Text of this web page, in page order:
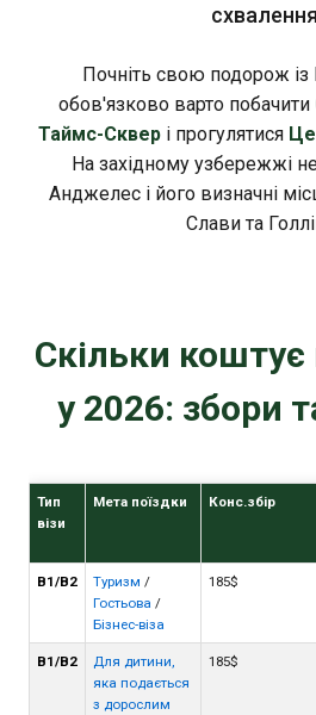
Почніть свою подорож
обов'язково варто побачити
Таймс-Сквер і прогулятися
На західному узбережжі
Анджелес і його визначні
Слави та
Скільки
у 2026: збори
Тип
візи
Мета поїздки Конс.збір
B1/B2 Туризм /
Гостьова /
Бізнес-віза
185$
B1/B2
Для дитини,
яка подається
з дорослим
185$